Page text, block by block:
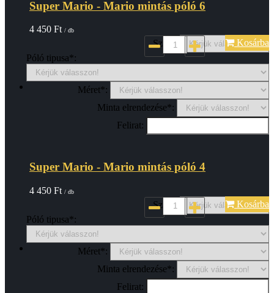
Super Mario - Mario mintás póló 6
4 450 Ft / db
Szin*:
Póló tipusa*:
Méret*:
Minta elrendezése*:
Felirat:
Kosárba
Super Mario - Mario mintás póló 4
4 450 Ft / db
Szin*:
Póló tipusa*:
Méret*:
Minta elrendezése*:
Felirat:
Kosárba